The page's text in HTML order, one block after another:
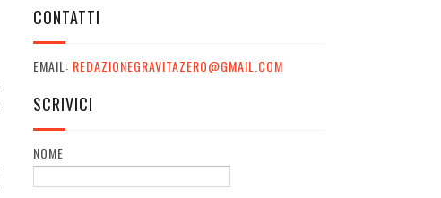
CONTATTI
EMAIL: REDAZIONEGRAVITAZERO@GMAIL.COM
SCRIVICI
NOME